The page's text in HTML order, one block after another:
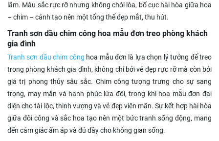
lãm. Màu sắc rực rỡ nhưng không chói lòa, bố cục hài hòa giữa hoa
– chim – cảnh tạo nên một tổng thể đẹp mắt, thu hút.
Tranh sơn dầu chim công hoa mẫu đơn treo phòng khách
gia đình
Tranh sơn dầu chim công hoa mẫu đơn là lựa chọn lý tưởng để treo
trong phòng khách gia đình, không chỉ bởi vẻ đẹp rực rỡ mà còn bởi
giá trị phong thủy sâu sắc. Chim công tượng trưng cho sự sang
trọng, may mắn và hạnh phúc lứa đôi, trong khi hoa mẫu đơn đại
diện cho tài lộc, thịnh vượng và vẻ đẹp viên mãn. Sự kết hợp hài hòa
giữa đôi công và sắc hoa tạo nên một bức tranh sống động, mang
đến cảm giác ấm áp và đủ đầy cho không gian sống.